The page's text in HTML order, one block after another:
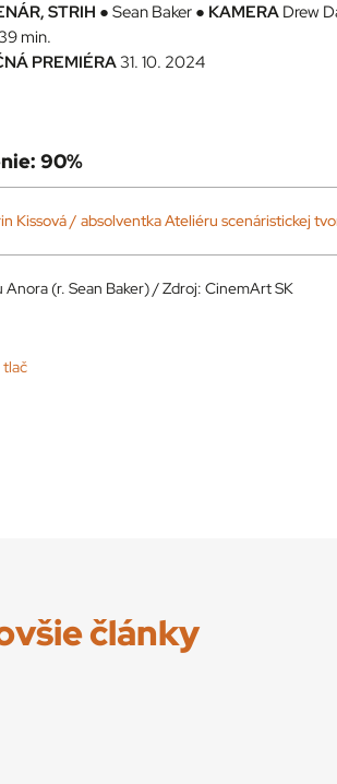
STRIH ● Sean Baker ● KAMERA Drew
min.
PREMIÉRA31. 10. 2024
90%
Kissová / absolventka Ateliéru scenáristickej
Anora (r. Sean Baker) / Zdroj: CinemArt SK
tlač
články